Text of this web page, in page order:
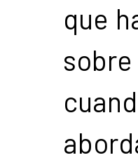
que